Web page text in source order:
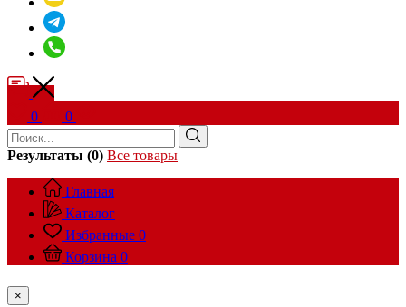
0 0
Результаты (0) Все товары
Главная
Каталог
Избранные 0
Корзина 0
×